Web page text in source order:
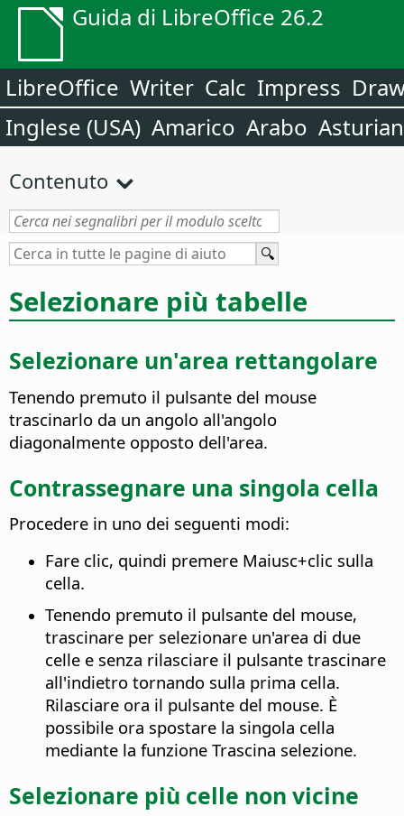
Guida di LibreOffice 26.2
LibreOffice Writer Calc Impress
Inglese (USA) Amarico Arabo
Contenuto
Selezionare più tabelle
Selezionare un'area rettangolare
Tenendo premuto il pulsante del mouse
trascinarlo da un angolo all'angolo
diagonalmente opposto dell'area.
Contrassegnare una singola cella
Procedere in uno dei seguenti modi:
Fare clic, quindi premere Maiusc+clic sulla
cella.
Tenendo premuto il pulsante del mouse,
trascinare per selezionare un'area di due
celle e senza rilasciare il pulsante trascinare
all'indietro tornando sulla prima cella.
Rilasciare ora il pulsante del mouse. È
possibile ora spostare la singola cella
mediante la funzione Trascina selezione.
Selezionare più celle non vicine